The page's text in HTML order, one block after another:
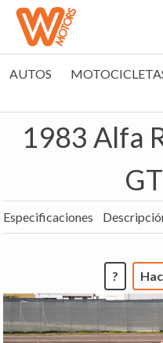
AUTOS
1983 Alfa
Especificaciones
?